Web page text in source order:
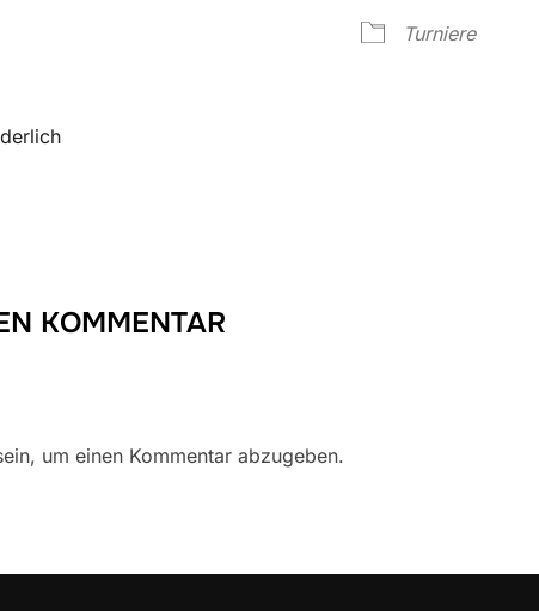
iCalendar
Turniere
KOMMENTAR
um einen Kommentar abzugeben.